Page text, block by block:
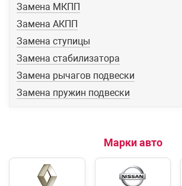
Замена МКПП
Замена АКПП
Замена ступицы
Замена стабилизатора
Замена рычагов подвески
Замена пружин подвески
Марки авто